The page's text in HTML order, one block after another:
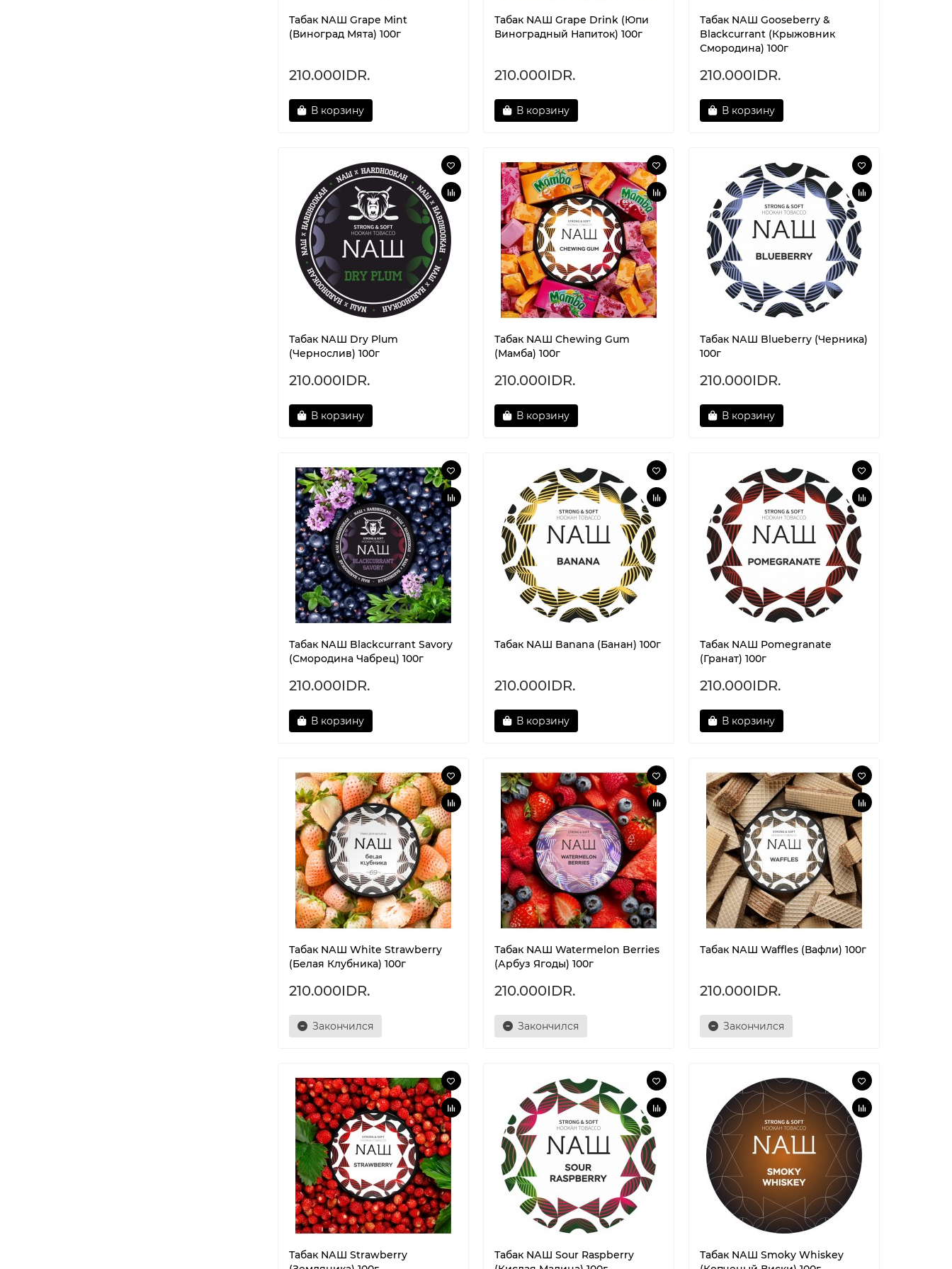
Табак NАШ Grape Mint
(Виноград Мята) 100г
210.000IDR.
В корзину
Табак NАШ Grape Drink (Юпи
Виноградный Напиток) 100г
210.000IDR.
В корзину
Табак NАШ Gooseberry &
Blackcurrant (Крыжовник
Смородина) 100г
210.000IDR.
В корзину
Табак NАШ Dry Plum
(Чернослив) 100г
210.000IDR.
В корзину
Табак NАШ Chewing Gum
(Мамба) 100г
210.000IDR.
В корзину
Табак NАШ Blueberry (Черника)
100г
210.000IDR.
В корзину
Табак NАШ Blackcurrant Savory
(Смородина Чабрец) 100г
210.000IDR.
В корзину
Табак NАШ Banana (Банан) 100г
210.000IDR.
В корзину
Табак NАШ Pomegranate
(Гранат) 100г
210.000IDR.
В корзину
Табак NАШ White Strawberry
(Белая Клубника) 100г
210.000IDR.
Закончился
Табак NАШ Watermelon Berries
(Арбуз Ягоды) 100г
210.000IDR.
Закончился
Табак NАШ Waffles (Вафли) 100г
210.000IDR.
Закончился
Табак NАШ Strawberry
Табак NАШ Sour Raspberry
Табак NАШ Smoky Whiskey